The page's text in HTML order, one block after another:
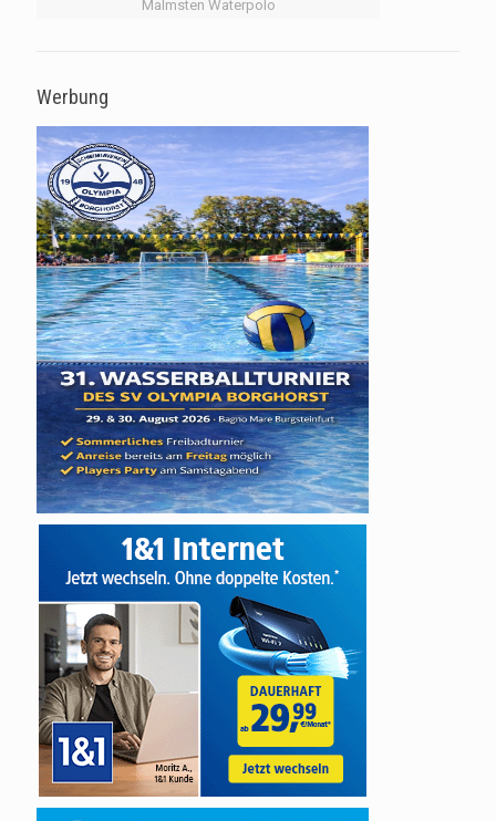
Malmsten Waterpolo
Werbung